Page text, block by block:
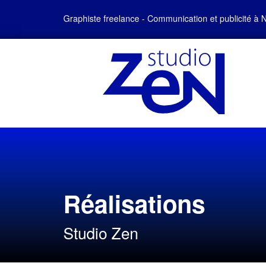
Graphiste freelance - Communication et publicité à
Réalisations
Studio Zen